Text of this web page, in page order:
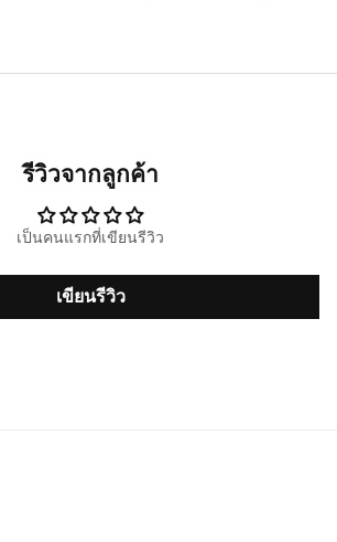
รีวิวจากลูกค้า
เป็นคนแรกที่เขียนรีวิว
เขียนรีวิว